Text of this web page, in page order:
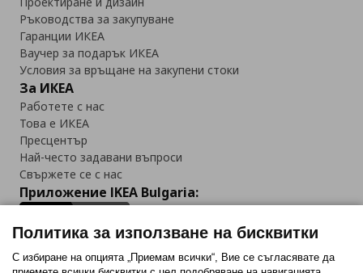
Ръководства за закупуване
Гаранции ИКЕА
Ваучер за подарък ИКЕА
Условия за връщане на закупени стоки
За ИКЕА
Работете с нас
Това е ИКЕА
Пресцентър
Най-често задавани въпроси
Свържете се с нас
Приложение IKEA Bulgaria:
Политика за използване на бисквитки
С избиране на опцията „Приемам всички“, Вие се съгласявате да